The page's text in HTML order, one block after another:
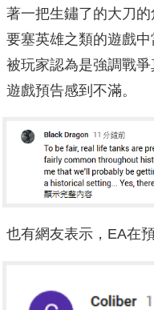
著一把生鏽了的大刀的
要塞英雄之類的遊戲
被玩家認為是強調戰
遊戲預告感到不滿。
也有網友表示，EA在